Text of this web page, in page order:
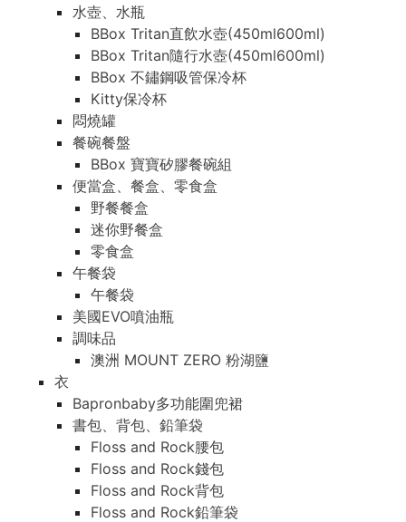
水壺、水瓶
BBox Tritan直飲水壺(450ml600ml)
BBox Tritan隨行水壺(450ml600ml)
BBox 不鏽鋼吸管保冷杯
Kitty保冷杯
悶燒罐
餐碗餐盤
BBox 寶寶矽膠餐碗組
便當盒、餐盒、零食盒
野餐餐盒
迷你野餐盒
零食盒
午餐袋
午餐袋
美國EVO噴油瓶
調味品
澳洲 MOUNT ZERO 粉湖鹽
衣
Bapronbaby多功能圍兜裙
書包、背包、鉛筆袋
Floss and Rock腰包
Floss and Rock錢包
Floss and Rock背包
Floss and Rock鉛筆袋